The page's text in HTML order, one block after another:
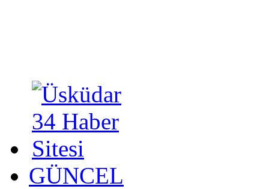
GÜNCEL